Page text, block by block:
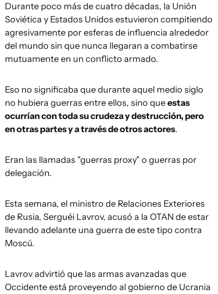
Durante poco más de cuatro décadas, la Unión
Soviética y Estados Unidos estuvieron compitiendo
agresivamente por esferas de influencia alrededor
del mundo sin que nunca llegaran a combatirse
mutuamente en un conflicto armado.
Eso no significaba que durante aquel medio siglo
no hubiera guerras entre ellos, sino queestas
ocurrían con toda su crudeza y destrucción, pero
en otras partes y a través de otros actores.
Eran las llamadas "guerras proxy" o guerras por
delegación.
Esta semana, el ministro de Relaciones Exteriores
de Rusia, Serguéi Lavrov, acusó a la OTAN de estar
llevando adelante una guerra de este tipo contra
Moscú.
Lavrov advirtió que las armas avanzadas que
Occidente está proveyendo al gobierno de Ucrania